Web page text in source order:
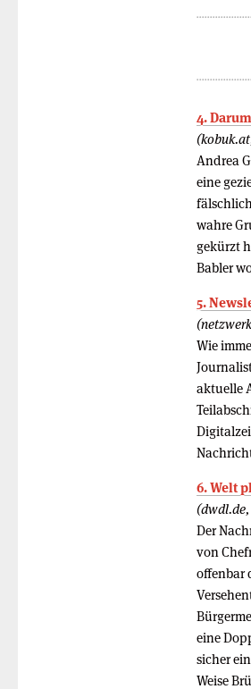
4.
Andrea
eine
wahre
gekürzt
Babler
5.
Wie
aktuelle
6. Welt
Der
von
offenbar
eine
sicher
Weise